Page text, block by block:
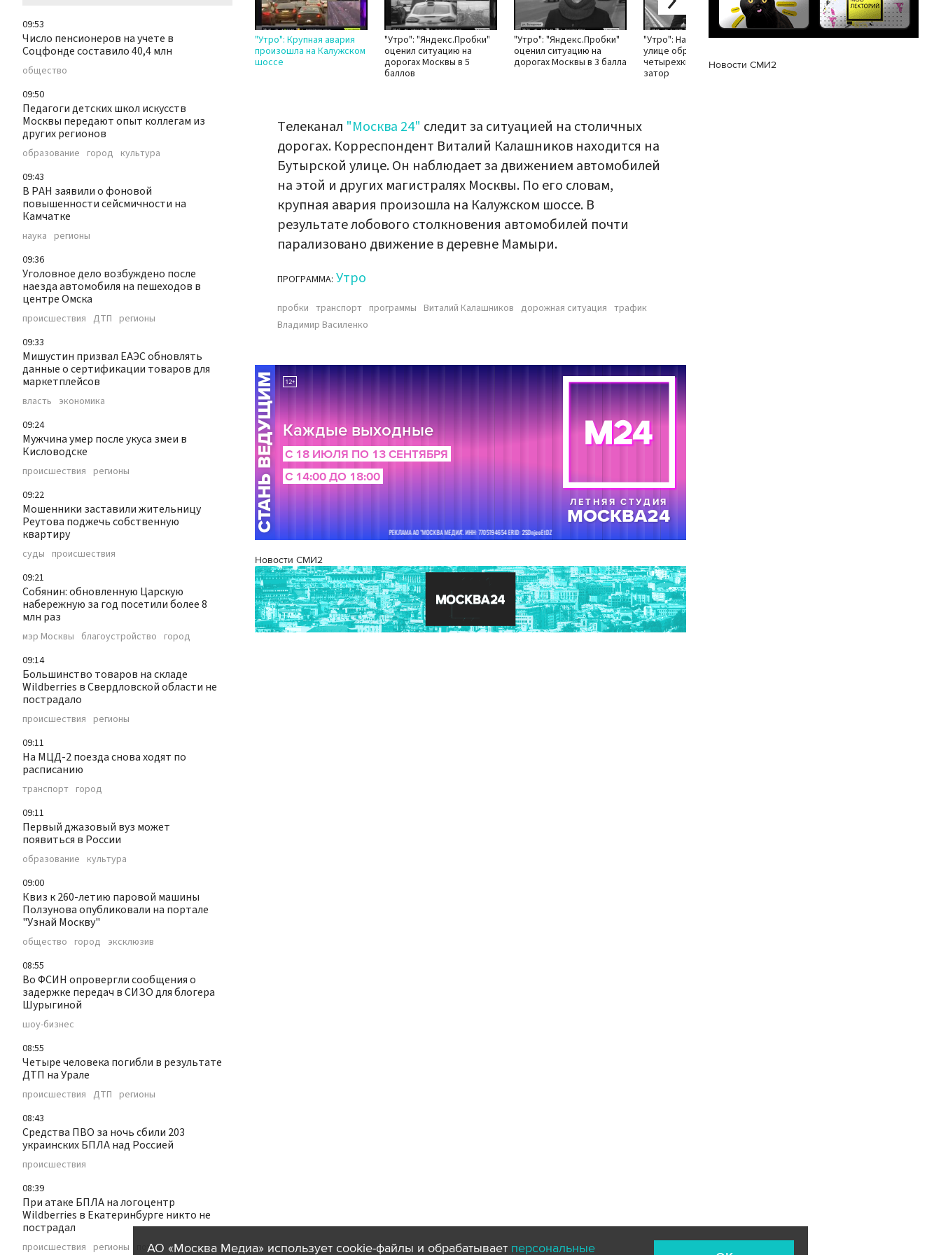
09:53
Число пенсионеров на учете в
Соцфонде составило 40,4 млн
общество
09:50
Педагоги детских школ искусств
Москвы передают опыт коллегам из
других регионов
образование город культура
09:43
В РАН заявили о фоновой
повышенности сейсмичности на
Камчатке
наука регионы
09:36
Уголовное дело возбуждено после
наезда автомобиля на пешеходов в
центре Омска
происшествия ДТП регионы
09:33
Мишустин призвал ЕАЭС обновлять
данные о сертификации товаров для
маркетплейсов
власть экономика
09:24
Мужчина умер после укуса змеи в
Кисловодске
происшествия регионы
09:22
Мошенники заставили жительницу
Реутова поджечь собственную
квартиру
суды происшествия
09:21
Собянин: обновленную Царскую
набережную за год посетили более 8
млн раз
мэр Москвы благоустройство город
09:14
Большинство товаров на складе
Wildberries в Свердловской области не
пострадало
происшествия регионы
09:11
На МЦД-2 поезда снова ходят по
расписанию
транспорт город
09:11
Первый джазовый вуз может
появиться в России
образование культура
09:00
Квиз к 260-летию паровой машины
Ползунова опубликовали на портале
"Узнай Москву"
общество город эксклюзив
08:55
Во ФСИН опровергли сообщения о
задержке передач в СИЗО для блогера
Шурыгиной
шоу-бизнес
08:55
Четыре человека погибли в результате
ДТП на Урале
происшествия ДТП регионы
08:43
Средства ПВО за ночь сбили 203
украинских БПЛА над Россией
происшествия
08:39
При атаке БПЛА на логоцентр
Wildberries в Екатеринбурге никто не
пострадал
происшествия регионы пожар
"Утро": Крупная авария
произошла на Калужском
шоссе
"Утро": "Яндекс.Пробки"
оценил ситуацию на
дорогах Москвы в 5
баллов
"Утро": "Яндекс.Пробки"
оценил ситуацию на
дорогах Москвы в 3 балла
"Утро": На Профсоюзной
улице образовался
четырехкилометровый
затор
км/ч
Телеканал "Москва 24" следит за ситуацией на столичных
дорогах. Корреспондент Виталий Калашников находится на
Бутырской улице. Он наблюдает за движением автомобилей
на этой и других магистралях Москвы. По его словам,
крупная авария произошла на Калужском шоссе. В
результате лобового столкновения автомобилей почти
парализовано движение в деревне Мамыри.
ПРОГРАММА: Утро
пробки транспорт программы Виталий Калашников дорожная ситуация трафик
Владимир Василенко
Новости СМИ2
Новости СМИ2
АО «Москва Медиа» использует cookie-файлы и обрабатывает персональные